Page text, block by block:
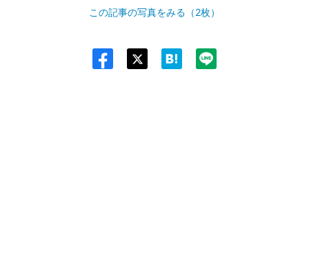
この記事の写真をみる（2枚）